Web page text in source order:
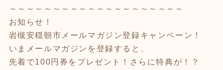
～～～～～～～～～～～～～～～～～～～～
お知らせ！
岩槻安穏朝市メールマガジン登録キャンペーン！
いまメールマガジンを登録すると、
先着で100円券をプレゼント！さらに特典が！？